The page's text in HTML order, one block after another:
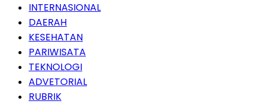
INTERNASIONAL
DAERAH
KESEHATAN
PARIWISATA
TEKNOLOGI
ADVETORIAL
RUBRIK